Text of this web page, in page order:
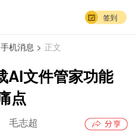
签到
手机消息 > 正文
AI文件管家功能
点
毛志超